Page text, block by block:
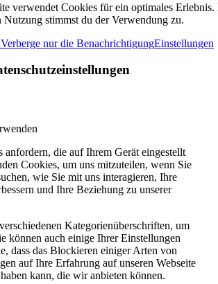
verwendet Cookies für ein optimales
Nutzung stimmst du der Verwendung zu.
Verberge nur die BenachrichtigungEinstellungen
anfordern, die auf Ihrem Gerät eingestellt
Cookies, um uns mitzuteilen, wenn Sie
wie Sie mit uns interagieren, Ihre
und Ihre Beziehung zu unserer
Kategorienüberschriften, um
können auch einige Ihrer Einstellungen
dass das Blockieren einiger Arten von
auf Ihre Erfahrung auf unseren Webseite
kann, die wir anbieten können.